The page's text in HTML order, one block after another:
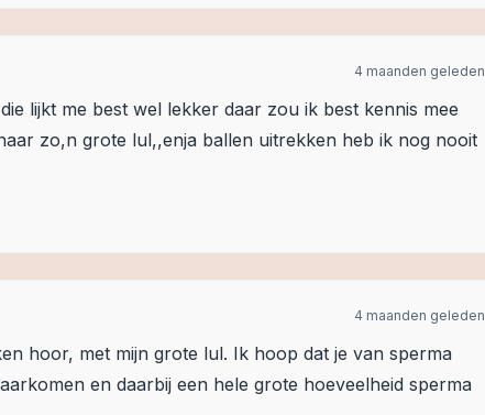
4 maanden geleden
lijkt me best wel lekker daar zou ik best kennis mee
zo,n grote lul,,enja ballen uitrekken heb ik nog nooit
4 maanden geleden
hoor, met mijn grote lul. Ik hoop dat je van sperma
en daarbij een hele grote hoeveelheid sperma